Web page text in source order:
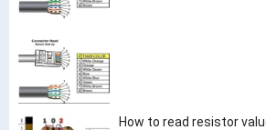
How to read resistor